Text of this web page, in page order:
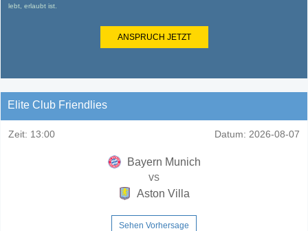
lebt, erlaubt ist.
ANSPRUCH JETZT
Elite Club Friendlies
Zeit: 13:00 Datum: 2026-08-07
Bayern Munich
vs
Aston Villa
Sehen Vorhersage